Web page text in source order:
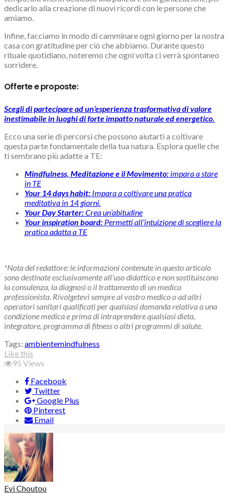
dedicarlo alla creazione di nuovi ricordi con le persone che
amiamo.
Infine, facciamo in modo di camminare ogni giorno per la nostra
casa con gratitudine per ciò che abbiamo. Durante questo
rituale quotidiano, noteremo che ogni volta ci verrà spontaneo
sorridere.
Offerte e proposte:
Scegli di partecipare ad un’esperienza trasformativa di valore
inestimabile in luoghi di forte impatto naturale ed energetico.
Ecco una serie di percorsi che possono aiutarti a coltivare
questa parte fondamentale della tua natura. Esplora quelle che
ti sembrano più adatte a TE:
Mindfulness, Meditazione e il Movimento: impara a stare
in TE
Your 14 days habit: Impara a coltivare una pratica
meditativa in 14 giorni.
Your Day Starter:Crea un’abitudine
Your inspiration board: Permetti all’intuizione di scegliere la
pratica adatta a TE
*Nota del redattore: le informazioni contenute in questo articolo
sono destinate esclusivamente all’uso didattico e non sostituiscono
la consulenza, la diagnosi o il trattamento di un medico
professionista. Rivolgetevi sempre al vostro medico o ad altri
operatori sanitari qualificati per qualsiasi domanda relativa a una
condizione medica e prima di intraprendere qualsiasi dieta,
integratore, programma di fitness o altri programmi di salute.
Tags: ambientemindfulness
Like this
95 Views
Facebook
Twitter
Google Plus
Pinterest
Email
Evi Choutou